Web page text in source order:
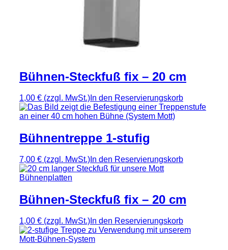
Bühnen-Steckfuß fix – 20 cm
1,00 € (zzgl. MwSt.) In den Reservierungskorb
Bühnentreppe 1-stufig
7,00 € (zzgl. MwSt.) In den Reservierungskorb
Bühnen-Steckfuß fix – 20 cm
1,00 € (zzgl. MwSt.) In den Reservierungskorb